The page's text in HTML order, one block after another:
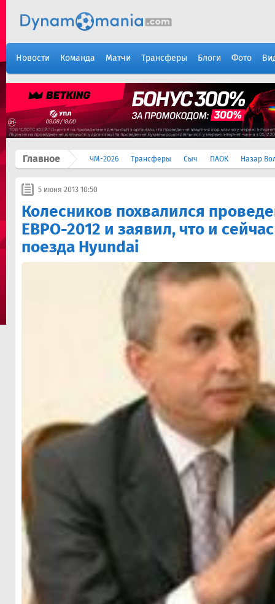
Новости Команда Матчи Трансферы Блоги Фото
Главное ЧМ-2026 Трансферы Сыч ПАОК Назар
5 июня 2013 10:50
Колесников похвалился
ЕВРО-2012 и заявил, что и
поезда Hyundai